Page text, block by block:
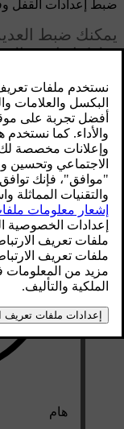
محدّث ١٠‏/٠١‏/٢٠٢٥
ضبط إعدادات القفل
يمكنك ضبط
سلوكياتها عند
هام